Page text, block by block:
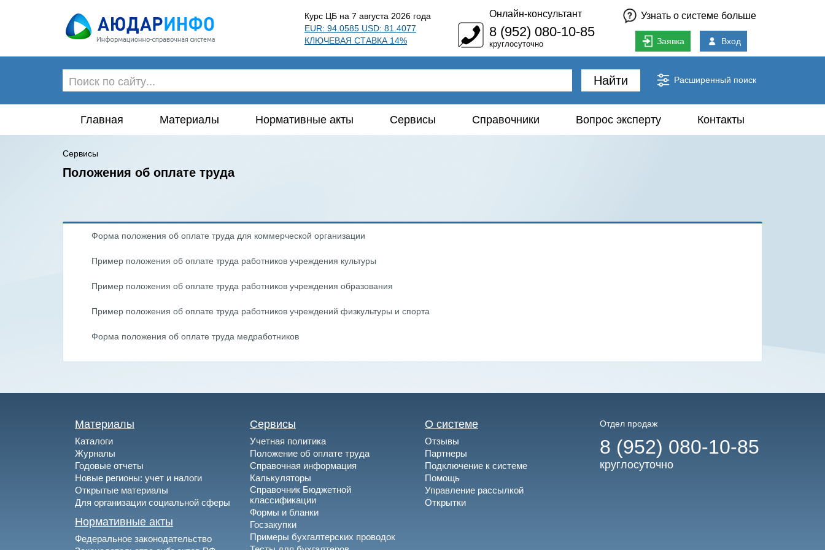
Курс ЦБ на 7 августа 2026 года
EUR: 94.0585 USD: 81.4077
КЛЮЧЕВАЯ СТАВКА 14%
Онлайн-консультант
8 (952) 080-10-85
круглосуточно
Узнать о системе больше
Заявка Вход
Найти Расширенный поиск
Главная Материалы Нормативные акты Сервисы Справочники Вопрос эксперту Контакты
Сервисы
Положения об оплате труда
Форма положения об оплате труда для коммерческой организации
Пример положения об оплате труда работников учреждения культуры
Пример положения об оплате труда работников учреждения образования
Пример положения об оплате труда работников учреждений физкультуры и спорта
Форма положения об оплате труда медработников
Материалы
Каталоги
Журналы
Годовые отчеты
Новые регионы: учет и налоги
Открытые материалы
Для организации социальной сферы
Нормативные акты
Федеральное законодательство
Сервисы
Учетная политика
Положение об оплате труда
Справочная информация
Калькуляторы
Справочник Бюджетной
классификации
Формы и бланки
Госзакупки
Примеры бухгалтерских проводок
О системе
Отзывы
Партнеры
Подключение к системе
Помощь
Управление рассылкой
Открытки
Отдел продаж
8 (952) 080-10-85
круглосуточно